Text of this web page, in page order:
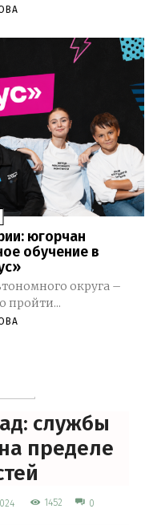
югорчан
обучение в
округа –
пройти...